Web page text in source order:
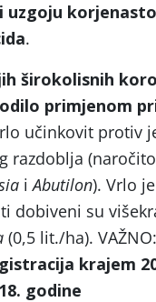
uzgoju
.
širokolisnih
primjenom
učinkovit protiv
razdoblja
iAbutilon). Vrlo
dobiveni su
(0,5 lit./ha). VAŽNO:
krajem
godine